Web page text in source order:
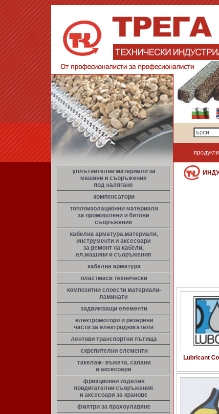
продукти
уплътнителни материали за
машини и съоръжения
под налягане
компенсатори
топлоизолационни материали
за промишлени и битови
съоръжения
кабелна арматура,материали,
инструменти и аксесоари
за ремонт на кабели,
ел.машини и съоръжения
кабелна арматура
пластмаси технически
композитни слоести материали-
ламинати
задвижващи елементи
електромотори и резервни
части за електродвигатели
лентови транспортни пътища
скрепителни елементи
такелаж- въжета, сапани
и аксесоари
фрикционни изделия
повдигателни съоръжения
и аксесоари за кранове
филтри за прахоулавяне
Lubricant